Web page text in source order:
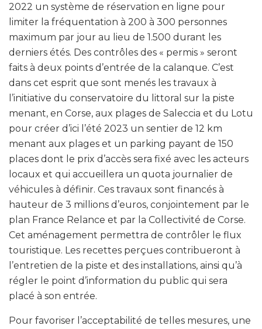
2022 un système de réservation en ligne pour
limiter la fréquentation à 200 à 300 personnes
maximum par jour au lieu de 1.500 durant les
derniers étés. Des contrôles des « permis » seront
faits à deux points d’entrée de la calanque. C’est
dans cet esprit que sont menés les travaux à
l’initiative du conservatoire du littoral sur la piste
menant, en Corse, aux plages de Saleccia et du Lotu
pour créer d’ici l’été 2023 un sentier de 12 km
menant aux plages et un parking payant de 150
places dont le prix d’accès sera fixé avec les acteurs
locaux et qui accueillera un quota journalier de
véhicules à définir. Ces travaux sont financés à
hauteur de 3 millions d’euros, conjointement par le
plan France Relance et par la Collectivité de Corse.
Cet aménagement permettra de contrôler le flux
touristique. Les recettes perçues contribueront à
l’entretien de la piste et des installations, ainsi qu’à
régler le point d’information du public qui sera
placé à son entrée.
Pour favoriser l’acceptabilité de telles mesures, une